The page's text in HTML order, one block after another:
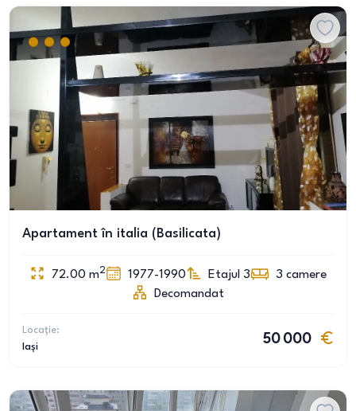
Apartament în italia (Basilicata)
72.00 m2 1977-1990 Etajul 3 3 camere
Decomandat
Locație:
Iași
50 000